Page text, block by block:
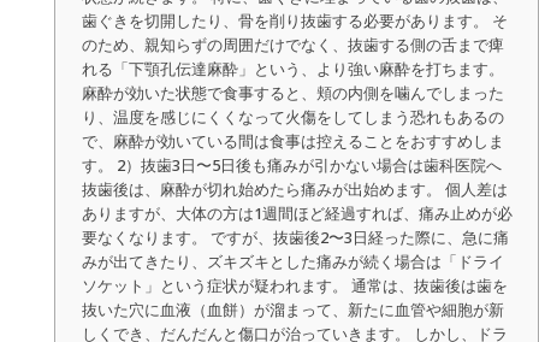
歯ぐきを切開したり、骨を削り抜歯する必要があります。 そ
のため、親知らずの周囲だけでなく、抜歯する側の舌まで痺
れる「下顎孔伝達麻酔」という、より強い麻酔を打ちます。
麻酔が効いた状態で食事すると、頬の内側を噛んでしまった
り、温度を感じにくくなって火傷をしてしまう恐れもあるの
で、麻酔が効いている間は食事は控えることをおすすめしま
す。 2）抜歯3日〜5日後も痛みが引かない場合は歯科医院へ
抜歯後は、麻酔が切れ始めたら痛みが出始めます。 個人差は
ありますが、大体の方は1週間ほど経過すれば、痛み止めが必
要なくなります。 ですが、抜歯後2〜3日経った際に、急に痛
みが出てきたり、ズキズキとした痛みが続く場合は「ドライ
ソケット」という症状が疑われます。 通常は、抜歯後は歯を
抜いた穴に血液（血餅）が溜まって、新たに血管や細胞が新
しくでき、だんだんと傷口が治っていきます。 しかし、ドラ